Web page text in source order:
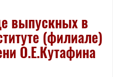
выпускных в
(филиале)
О.Е.Кутафина